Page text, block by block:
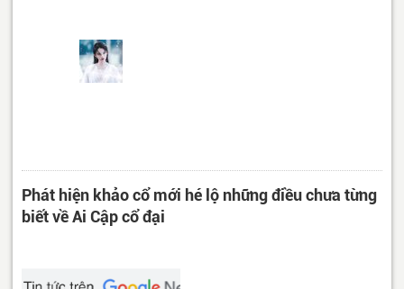
Phát hiện khảo cổ mới hé lộ những điều chưa từng
biết về Ai Cập cổ đại